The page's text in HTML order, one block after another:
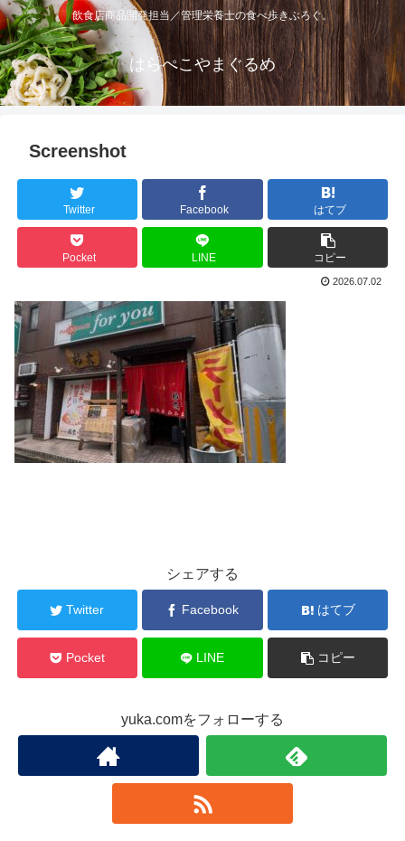
飲食店商品開発担当／管理栄養士の食べ歩きぶろぐ。
はらぺこやまぐるめ
Screenshot
Twitter Facebook はてブ
Pocket LINE コピー
2026.07.02
シェアする
Twitter Facebook はてブ
Pocket LINE コピー
yuka.comをフォローする